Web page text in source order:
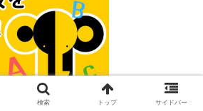
検索 トップ サイドバー